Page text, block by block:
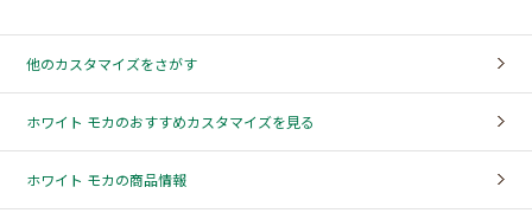
他のカスタマイズをさがす
ホワイト モカのおすすめカスタマイズを見る
ホワイト モカの商品情報